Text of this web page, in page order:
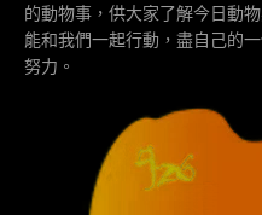
的動物事，供大家了解今日動
能和我們一起行動，盡自己的
努力。